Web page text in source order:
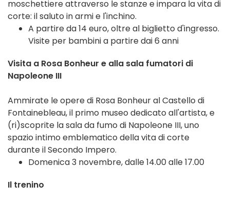
moschettiere attraverso le stanze e impara la vita di
corte: il saluto in armi e l'inchino.
A partire da 14 euro, oltre al biglietto d'ingresso.
Visite per bambini a partire dai 6 anni
Visita a Rosa Bonheur e alla sala fumatori di
Napoleone III
Ammirate le opere di Rosa Bonheur al Castello di
Fontainebleau, il primo museo dedicato all'artista, e
(ri)scoprite la sala da fumo di Napoleone III, uno
spazio intimo emblematico della vita di corte
durante il Secondo Impero.
Domenica 3 novembre, dalle 14.00 alle 17.00
Il trenino